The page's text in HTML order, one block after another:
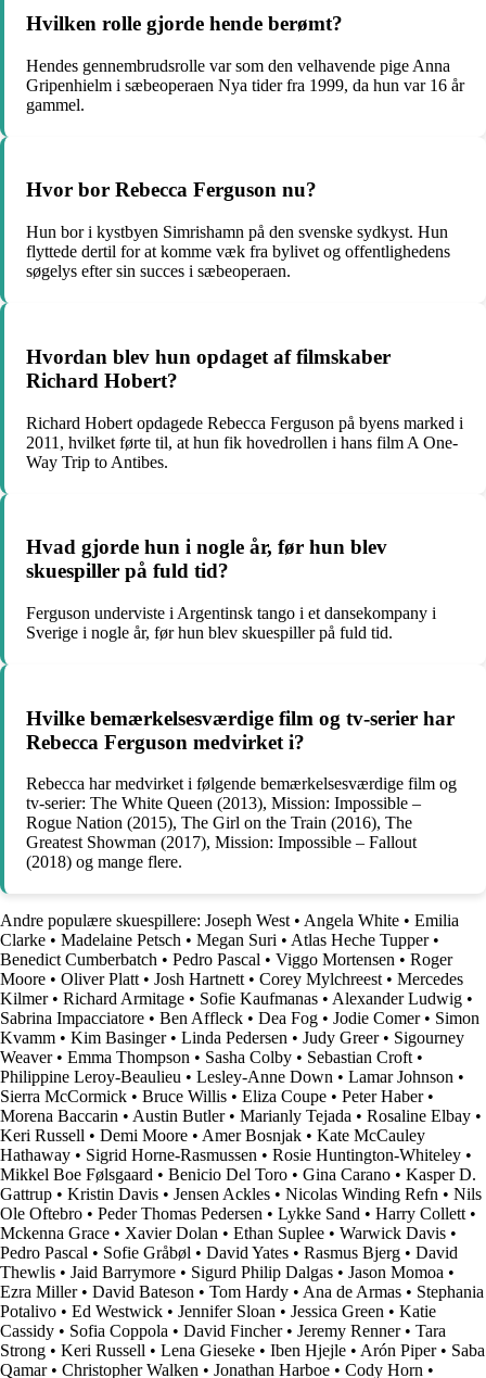
Hvilken rolle gjorde hende berømt?
Hendes gennembrudsrolle var som den velhavende pige Anna
Gripenhielm i sæbeoperaen Nya tider fra 1999, da hun var 16 år
gammel.
Hvor bor Rebecca Ferguson nu?
Hun bor i kystbyen Simrishamn på den svenske sydkyst. Hun
flyttede dertil for at komme væk fra bylivet og offentlighedens
søgelys efter sin succes i sæbeoperaen.
Hvordan blev hun opdaget af filmskaber
Richard Hobert?
Richard Hobert opdagede Rebecca Ferguson på byens marked i
2011, hvilket førte til, at hun fik hovedrollen i hans film A One-
Way Trip to Antibes.
Hvad gjorde hun i nogle år, før hun blev
skuespiller på fuld tid?
Ferguson underviste i Argentinsk tango i et dansekompany i
Sverige i nogle år, før hun blev skuespiller på fuld tid.
Hvilke bemærkelsesværdige film og tv-serier har
Rebecca Ferguson medvirket i?
Rebecca har medvirket i følgende bemærkelsesværdige film og
tv-serier: The White Queen (2013), Mission: Impossible –
Rogue Nation (2015), The Girl on the Train (2016), The
Greatest Showman (2017), Mission: Impossible – Fallout
(2018) og mange flere.
Andre populære skuespillere: Joseph West• Angela White • Emilia
Clarke • Madelaine Petsch • Megan Suri • Atlas Heche Tupper•
Benedict Cumberbatch • Pedro Pascal • Viggo Mortensen • Roger
Moore • Oliver Platt• Josh Hartnett• Corey Mylchreest• Mercedes
Kilmer• Richard Armitage • Sofie Kaufmanas • Alexander Ludwig •
Sabrina Impacciatore • Ben Affleck • Dea Fog • Jodie Comer• Simon
Kvamm • Kim Basinger• Linda Pedersen • Judy Greer• Sigourney
Weaver• Emma Thompson • Sasha Colby • Sebastian Croft•
Philippine Leroy-Beaulieu • Lesley-Anne Down • Lamar Johnson •
Sierra McCormick • Bruce Willis • Eliza Coupe • Peter Haber•
Morena Baccarin • Austin Butler• Marianly Tejada • Rosaline Elbay •
Keri Russell • Demi Moore • Amer Bosnjak • Kate McCauley
Hathaway • Sigrid Horne-Rasmussen • Rosie Huntington-Whiteley •
Mikkel Boe Følsgaard • Benicio Del Toro • Gina Carano • Kasper D.
Gattrup • Kristin Davis • Jensen Ackles • Nicolas Winding Refn • Nils
Ole Oftebro • Peder Thomas Pedersen • Lykke Sand • Harry Collett•
Mckenna Grace • Xavier Dolan • Ethan Suplee • Warwick Davis •
Pedro Pascal • Sofie Gråbøl • David Yates • Rasmus Bjerg • David
Thewlis • Jaid Barrymore • Sigurd Philip Dalgas • Jason Momoa •
Ezra Miller• David Bateson • Tom Hardy • Ana de Armas • Stephania
Potalivo • Ed Westwick • Jennifer Sloan • Jessica Green • Katie
Cassidy • Sofia Coppola • David Fincher• Jeremy Renner• Tara
Strong • Keri Russell • Lena Gieseke • Iben Hjejle • Arón Piper• Saba
Qamar• Christopher Walken • Jonathan Harboe • Cody Horn •